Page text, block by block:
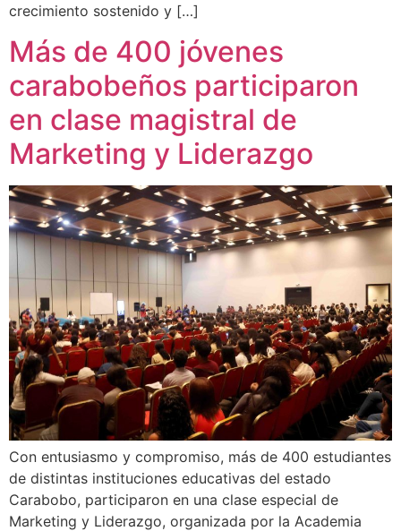
crecimiento sostenido y […]
Más de 400 jóvenes
carabobeños participaron
en clase magistral de
Marketing y Liderazgo
Con entusiasmo y compromiso, más de 400 estudiantes
de distintas instituciones educativas del estado
Carabobo, participaron en una clase especial de
Marketing y Liderazgo, organizada por la Academia